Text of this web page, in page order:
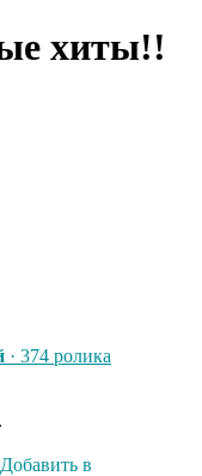
хиты!!
· 374 ролика
Добавить в